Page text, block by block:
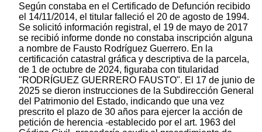
Según constaba en el Certificado de Defunción recibido
el 14/11/2014, el titular falleció el 20 de agosto de 1994.
Se solicitó información registral, el 19 de mayo de 2017
se recibió informe donde no constaba inscripción alguna
a nombre de Fausto Rodríguez Guerrero. En la
certificación catastral gráfica y descriptiva de la parcela,
de 1 de octubre de 2024, figuraba con titularidad
"RODRÍGUEZ GUERRERO FAUSTO". El 17 de junio de
2025 se dieron instrucciones de la Subdirección General
del Patrimonio del Estado, indicando que una vez
prescrito el plazo de 30 años para ejercer la acción de
petición de herencia -establecido por el art. 1963 del